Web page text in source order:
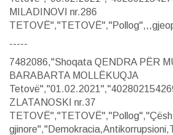
MILADINOVI nr.286
-----
7482086,"Shoqata QENDRA PËR
BARABARTA MOLLËKUQJA
ZLATANOSKI nr.37